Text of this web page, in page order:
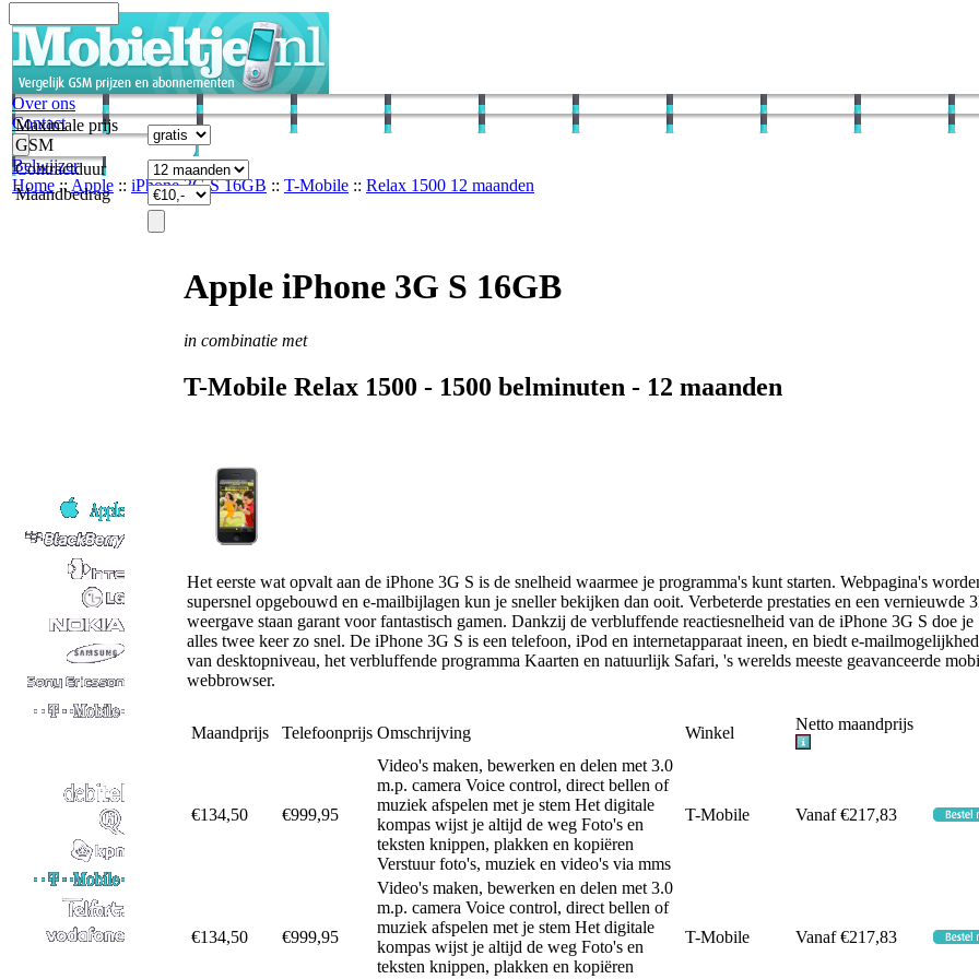
Over ons
Contact
Belwijzer
Home :: Apple :: iPhone 3G S 16GB :: T-Mobile :: Relax 1500 12 maanden
Maximale prijs
GSM
Contractduur
Maandbedrag
Apple iPhone 3G S 16GB
in combinatie met
T-Mobile Relax 1500 - 1500 belminuten - 12 maanden
Het eerste wat opvalt aan de iPhone 3G S is de snelheid waarmee je programma's kunt starten. Webpagina's
supersnel opgebouwd en e-mailbijlagen kun je sneller bekijken dan ooit. Verbeterde prestaties en een vernieuwde
weergave staan garant voor fantastisch gamen. Dankzij de verbluffende reactiesnelheid van de iPhone 3G S doe je
alles twee keer zo snel. De iPhone 3G S is een telefoon, iPod en internetapparaat ineen, en biedt e-
van desktopniveau, het verbluffende programma Kaarten en natuurlijk Safari, 's werelds meeste geavanceerde
webbrowser.
Maandprijs Telefoonprijs Omschrijving Winkel Netto maandprijs
€134,50 €999,95
Video's maken, bewerken en delen met 3.0
m.p. camera Voice control, direct bellen of
muziek afspelen met je stem Het digitale
kompas wijst je altijd de weg Foto's en
teksten knippen, plakken en kopiëren
Verstuur foto's, muziek en video's via mms
T-Mobile Vanaf €217,83
€134,50 €999,95
Video's maken, bewerken en delen met 3.0
m.p. camera Voice control, direct bellen of
muziek afspelen met je stem Het digitale
kompas wijst je altijd de weg Foto's en
teksten knippen, plakken en kopiëren
T-Mobile Vanaf €217,83